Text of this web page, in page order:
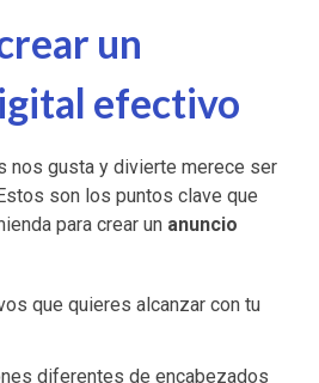
un
efectivo
nos gusta y divierte merece ser
son los puntos clave que
para crear un anuncio
que quieres alcanzar con tu
diferentes de encabezados